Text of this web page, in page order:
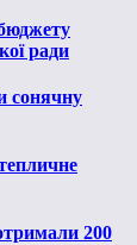
ради
сонячну
200